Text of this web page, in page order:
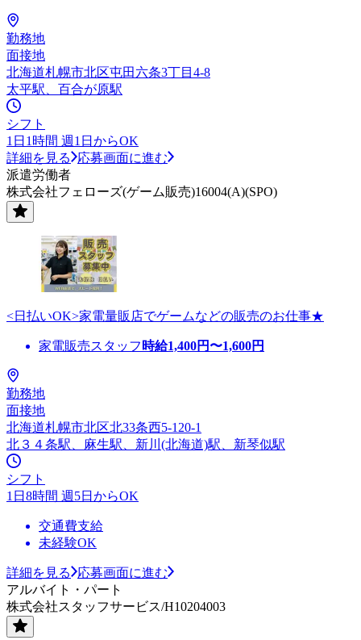
勤務地
面接地
北海道札幌市北区屯田六条3丁目4-8
太平駅、百合が原駅
シフト
1日1時間 週1日からOK
詳細を見る
応募画面に進む
派遣労働者
株式会社フェローズ(ゲーム販売)16004(A)(SPO)
<日払いOK>家電量販店でゲームなどの販売のお仕事★
家電販売スタッフ 時給1,400円〜1,600円
勤務地
面接地
北海道札幌市北区北33条西5-120-1
北３４条駅、麻生駅、新川(北海道)駅、新琴似駅
シフト
1日8時間 週5日からOK
交通費支給
未経験OK
詳細を見る
応募画面に進む
アルバイト・パート
株式会社スタッフサービス/H10204003